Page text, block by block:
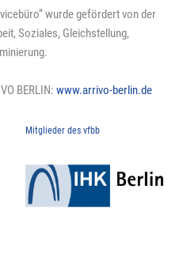
wurde gefördert von der
Soziales, Gleichstellung,
BERLIN: www.arrivo-berlin.de
Mitglieder des vfbb